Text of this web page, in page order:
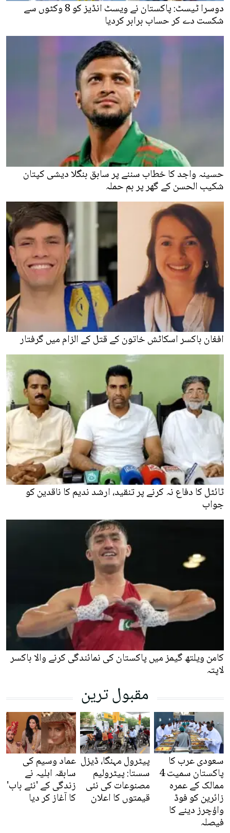
دوسرا ٹیسٹ: پاکستان نے ویسٹ انڈیز کو 8 وکٹوں سے
شکست دے کر حساب برابر کردیا
حسینہ واجد کا خطاب سننے پر سابق بنگلا دیشی کپتان
شکیب الحسن کے گھر پر بم حملہ
افغان باکسر اسکاٹش خاتون کے قتل کے الزام میں گرفتار
ٹائٹل کا دفاع نہ کرنے پر تنقید، ارشد ندیم کا ناقدین کو
جواب
کامن ویلتھ گیمز میں پاکستان کی نمائندگی کرنے والا باکسر
لاپتہ
مقبول ترین
سعودی عرب کا
پاکستان سمیت 4
ممالک کے عمرہ
زائرین کو فوڈ
واؤچرز دینے کا
فیصلہ
پیٹرول مہنگا، ڈیزل
سستا: پیٹرولیم
مصنوعات کی نئی
قیمتوں کا اعلان
عماد وسیم کی
سابقہ اہلیہ نے
زندگی کے 'نئے باب'
کا آغاز کر دیا